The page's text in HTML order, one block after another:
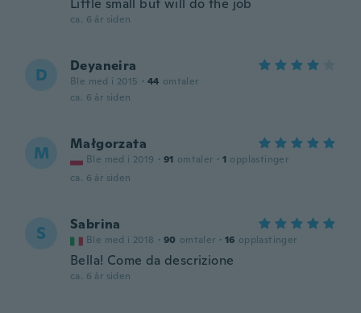
Little small but will do the job
ca. 6 år siden
D Deyaneira
Ble med i 2015 · 44 omtaler
ca. 6 år siden
M Małgorzata
Ble med i 2019 · 91 omtaler · 1 opplastinger
ca. 6 år siden
S Sabrina
Ble med i 2018 · 90 omtaler · 16 opplastinger
Bella! Come da descrizione
ca. 6 år siden